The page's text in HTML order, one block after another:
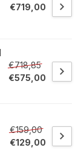
€719,00
€718,85
€575,00
€159,00
€129,00